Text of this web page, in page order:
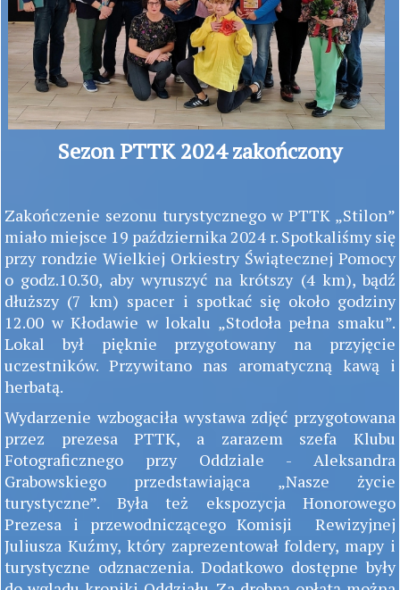
Sezon PTTK 2024 zakończony
Zakończenie sezonu turystycznego w PTTK „Stilon”
miało miejsce 19 października 2024 r. Spotkaliśmy się
przy rondzie Wielkiej Orkiestry Świątecznej Pomocy
o godz.10.30, aby wyruszyć na krótszy (4 km), bądź
dłuższy (7 km) spacer i spotkać się około godziny
12.00 w Kłodawie w lokalu „Stodoła pełna smaku”.
Lokal był pięknie przygotowany na przyjęcie
uczestników. Przywitano nas aromatyczną kawą i
herbatą.
Wydarzenie wzbogaciła wystawa zdjęć przygotowana
przez prezesa PTTK, a zarazem szefa Klubu
Fotograficznego przy Oddziale - Aleksandra
Grabowskiego przedstawiająca „Nasze życie
turystyczne”. Była też ekspozycja Honorowego
Prezesa i przewodniczącego Komisji Rewizyjnej
Juliusza Kuźmy, który zaprezentował foldery, mapy i
turystyczne odznaczenia. Dodatkowo dostępne były